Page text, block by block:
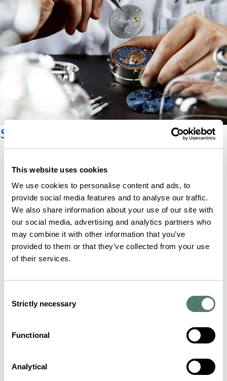
This website uses cookies
We use cookies to personalise content and ads, to
provide social media features and to analyse our traffic.
We also share information about your use of our site with
our social media, advertising and analytics partners who
may combine it with other information that you’ve
provided to them or that they’ve collected from your use
of their services.
Selection
Strictly necessary
Functional
Analytical
Suscríbete al boletín